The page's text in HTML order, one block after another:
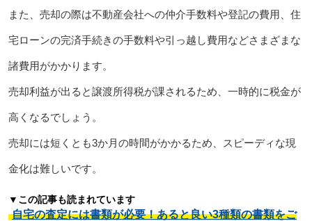
また、売却の際は不動産会社への仲介手数料や登記の費用、住
宅ローンの完済手続きの手数料や引っ越し費用などさまざまな
諸費用がかかります。
売却利益が出ると譲渡所得税が課されるため、一時的に税金が
高くなるでしょう。
売却には短くとも3か月の時間がかかるため、スピーディな現
金化は難しいです。
▼この記事も読まれています
自宅の査定には書類が必要！あると良い3種類の書類をご